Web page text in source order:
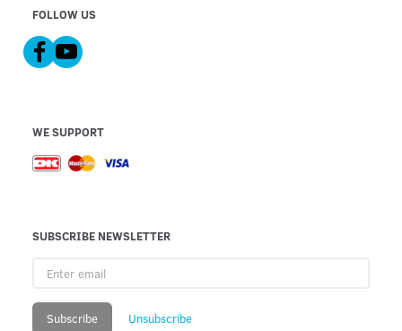
FOLLOW US
WE SUPPORT
SUBSCRIBE NEWSLETTER
email
Subscribe Unsubscribe